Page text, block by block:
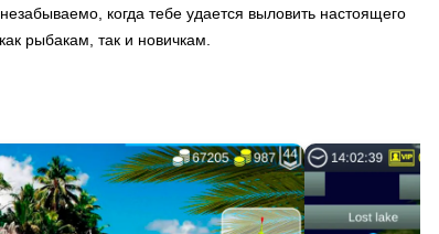
когда тебе удается выловить настоящего
рыбакам, так и новичкам.